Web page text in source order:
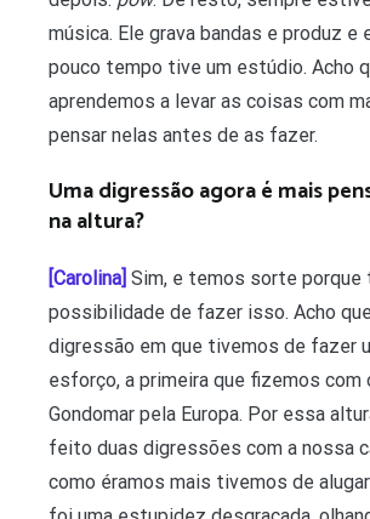
música. Ele grava bandas e produz e
pouco tempo tive um estúdio. Acho
aprendemos a levar as coisas com
pensar nelas antes de as fazer.
Uma digressão agora é mais
na altura?
[Carolina] Sim, e temos sorte porque
possibilidade de fazer isso. Acho
digressão em que tivemos de fazer
esforço, a primeira que fizemos com
Gondomar pela Europa. Por essa
feito duas digressões com a nossa
como éramos mais tivemos de alugar